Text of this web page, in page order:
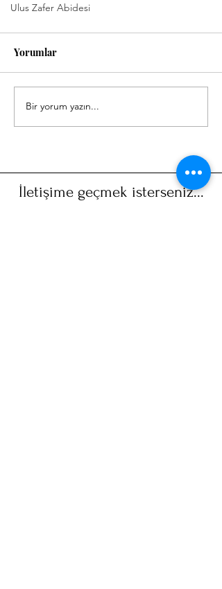
Ulus Zafer Abidesi
Yorumlar
Bir yorum yazın...
İletişime geçmek isterseniz...